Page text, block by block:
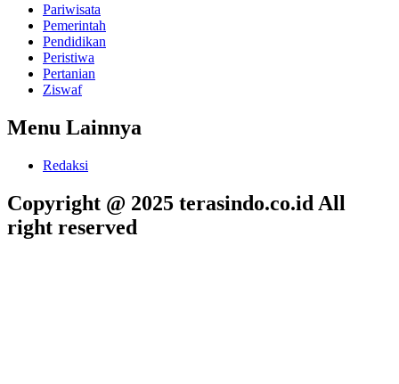
Pariwisata
Pemerintah
Pendidikan
Peristiwa
Pertanian
Ziswaf
Menu Lainnya
Redaksi
Copyright @ 2025 terasindo.co.id All
right reserved